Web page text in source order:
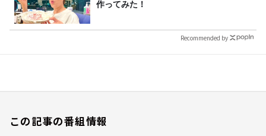
作ってみた！
Recommended by
この記事の番組情報